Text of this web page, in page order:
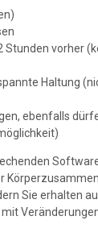
vorher
Haltung
ebenfalls
Sie erhalten